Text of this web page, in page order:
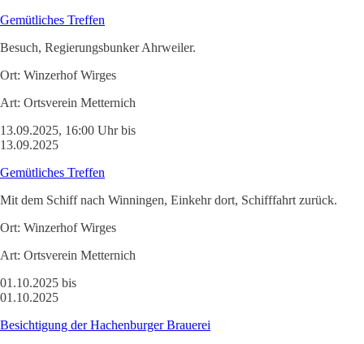
Gemütliches Treffen
Besuch, Regierungsbunker Ahrweiler.
Ort: Winzerhof Wirges
Art: Ortsverein Metternich
13.09.2025, 16:00 Uhr bis
13.09.2025
Gemütliches Treffen
Mit dem Schiff nach Winningen, Einkehr dort, Schifffahrt zurück.
Ort: Winzerhof Wirges
Art: Ortsverein Metternich
01.10.2025 bis
01.10.2025
Besichtigung der Hachenburger Brauerei